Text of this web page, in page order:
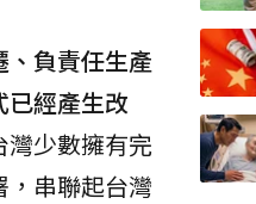
負責任生產
經產生改
灣少數擁有完
串聯起台灣